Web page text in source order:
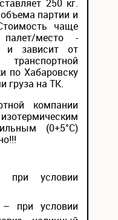
250 кг.
партии и
чаще
место -
и зависит от
по Хабаровску
груза на ТК.
компании
(0+5°С)
при условии
– при условии